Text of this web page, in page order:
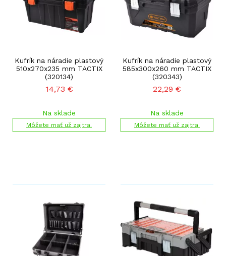
Kufrík na náradie plastový
510x270x235 mm TACTIX
(320134)
14,73 €
Na sklade
Môžete mať už zajtra.
Kufrík na náradie plastový
585x300x260 mm TACTIX
(320343)
22,29 €
Na sklade
Môžete mať už zajtra.